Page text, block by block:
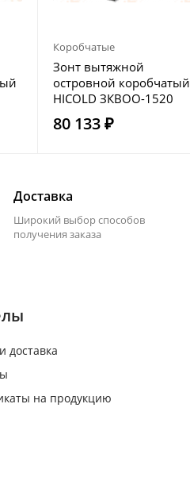
Коробчатые
Зонт вытяжной
островной коробчатый
HICOLD ЗКВОО-1520
80 133 ₽
Доставка
Широкий выбор способов
получения заказа
доставка
на продукцию